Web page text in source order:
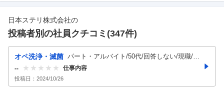
日本ステリ株式会社の
投稿者別の社員クチコミ(347件)
オペ洗浄・滅菌 パート・アルバイト/50代/回答しない/現職/既
婚/2024年頃
-- 仕事内容
投稿日： 2024/10/26